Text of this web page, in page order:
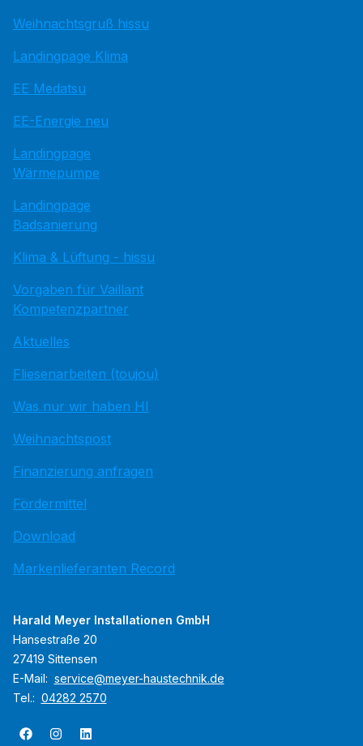
Weihnachtsgruß hissu
Landingpage Klima
EE Medatsu
EE-Energie neu
Landingpage
Wärmepumpe
Landingpage
Badsanierung
Klima & Lüftung - hissu
Vorgaben für Vaillant
Kompetenzpartner
Aktuelles
Fliesenarbeiten (toujou)
Was nur wir haben HI
Weihnachtspost
Finanzierung anfragen
Fördermittel
Download
Markenlieferanten Record
Harald Meyer Installationen GmbH
Hansestraße 20
27419 Sittensen
E-Mail: service@meyer-haustechnik.de
Tel.: 04282 2570